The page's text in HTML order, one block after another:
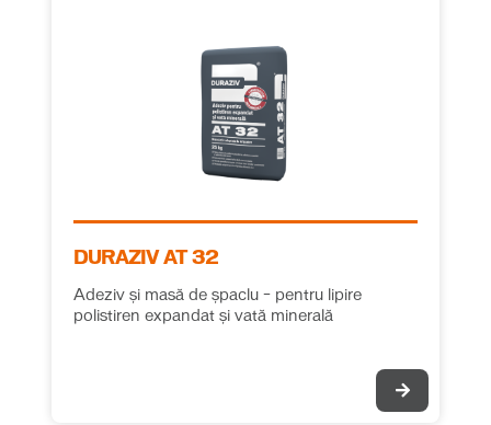
DURAZIV AT 32
Adeziv și masă de șpaclu – pentru lipire
polistiren expandat și vată minerală